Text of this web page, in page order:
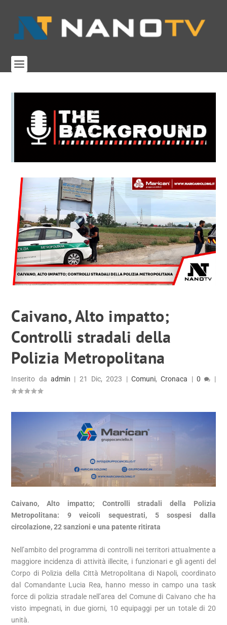
Caivano, Alto impatto;
Controlli stradali della
Polizia Metropolitana
Inserito daadmin | 21 Dic, 2023 |Comuni,Cronaca |0 |
Caivano, Alto impatto; Controlli stradali della Polizia
Metropolitana: 9 veicoli sequestrati, 5 sospesi dalla
circolazione, 22 sanzioni e una patente ritirata
Nell’ambito del programma di controlli nei territori attualmente a
maggiore incidenza di attività illecite, i funzionari e gli agenti del
Corpo di Polizia della Città Metropolitana di Napoli, coordinato
dal Comandante Lucia Rea, hanno messo in campo una task
force di polizia stradale nell’area del Comune di Caivano che ha
visto impegnati, in due giorni, 10 equipaggi per un totale di 20
unità.